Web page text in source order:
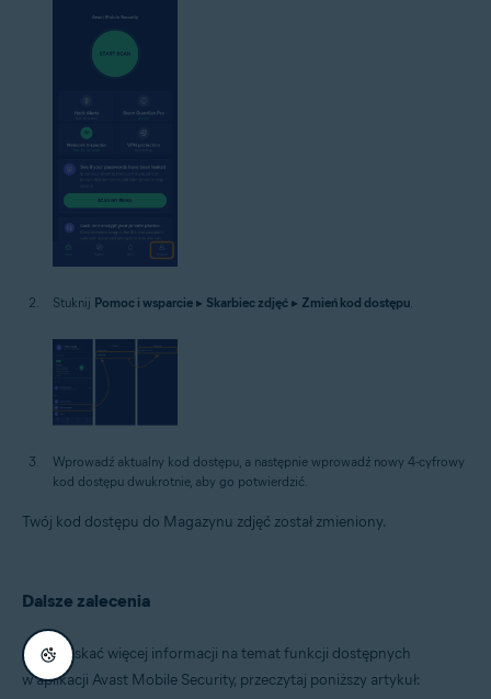
Stuknij Pomoc i wsparcie ▸ Skarbiec zdjęć ▸ Zmień kod dostępu
Wprowadź aktualny kod dostępu, a następnie wprowadź nowy 4-cyfrowy
kod dostępu dwukrotnie, aby go potwierdzić.
Twój kod dostępu do Magazynu zdjęć został zmieniony.
Dalsze zalecenia
Aby uzyskać więcej informacji na temat funkcji dostępnych
w aplikacji Avast Mobile Security, przeczytaj poniższy artykuł: